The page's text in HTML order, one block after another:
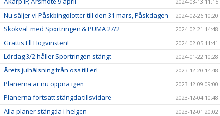
2024-03-13 11:15
Nu säljer vi Påskbingolotter till den 31 mars, Påskdagen 2024-02-26 10:20
Skokväll med Sportringen & PUMA 27/2 2024-02-21 14:48
Grattis till Högvinsten! 2024-02-05 11:41
Lördag 3/2 håller Sportringen stängt 2024-01-22 10:28
Årets julhälsning från oss till er! 2023-12-20 14:48
Planerna är nu öppna igen 2023-12-09 09:00
Planerna fortsatt stängda tillsvidare 2023-12-04 10:48
Alla planer stängda i helgen 2023-12-01 20:02